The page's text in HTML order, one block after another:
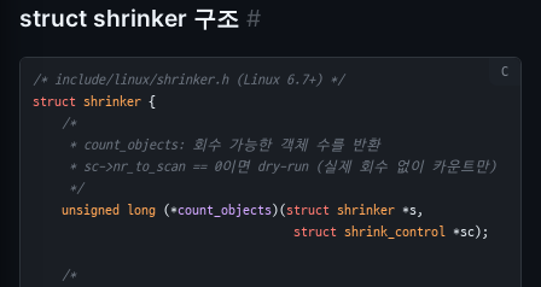
struct shrinker 구조 #
/* include/linux/shrinker.h (Linux 6.7+) */
struct shrinker {
/*
     * count_objects: 회수 가능한 객체 수를 반환
     * sc->nr_to_scan == 0이면 dry-run (실제 회수 없이 카운트만)
     */
unsigned long (*count_objects)(struct shrinker *s,
struct shrink_control *sc);
/*